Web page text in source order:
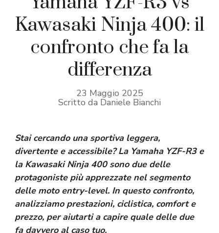
Kawasaki Ninja 400: il
confronto che fa la
differenza
23 Maggio 2025
Scritto da Daniele Bianchi
Stai cercando una sportiva leggera,
divertente e accessibile? La Yamaha YZF-R3 e
la Kawasaki Ninja 400 sono due delle
protagoniste più apprezzate nel segmento
delle moto entry-level. In questo confronto,
analizziamo prestazioni, ciclistica, comfort e
prezzo, per aiutarti a capire quale delle due
fa davvero al caso tuo.